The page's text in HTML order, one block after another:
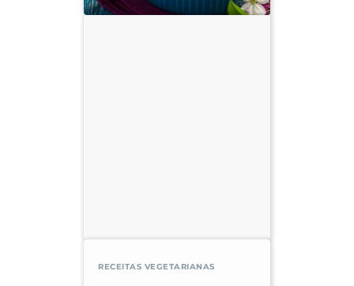
RECEITAS VEGETARIANAS